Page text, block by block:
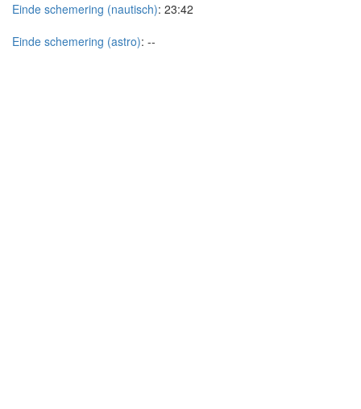
Einde schemering (nautisch): 23:42
Einde schemering (astro): --